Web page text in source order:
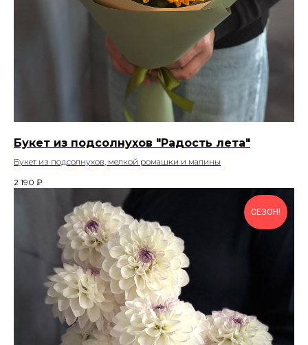
Букет из подсолнухов "Радость лета"
Букет из подсолнухов, мелкой ромашки и малины
2 190 ₽
СЕЗОН!